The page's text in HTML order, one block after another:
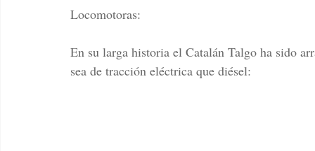
Locomotoras:
En su larga historia el Catalán Talgo ha sido
sea de tracción eléctrica que diésel: